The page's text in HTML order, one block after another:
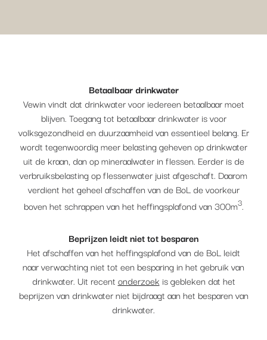
Betaalbaar drinkwater
Vewin vindt dat drinkwater voor iedereen betaalbaar moet
blijven. Toegang tot betaalbaar drinkwater is voor
volksgezondheid en duurzaamheid van essentieel belang. Er
wordt tegenwoordig meer belasting geheven op drinkwater
uit de kraan, dan op mineraalwater in flessen. Eerder is de
verbruiksbelasting op flessenwater juist afgeschaft. Daarom
verdient het geheel afschaffen van de BoL de voorkeur
boven het schrappen van het heffingsplafond van 300m3.
Beprijzen leidt niet tot besparen
Het afschaffen van het heffingsplafond van de BoL leidt
naar verwachting niet tot een besparing in het gebruik van
drinkwater. Uit recent onderzoek is gebleken dat het
beprijzen van drinkwater niet bijdraagt aan het besparen van
drinkwater.